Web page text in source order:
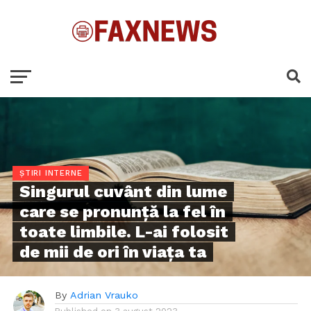
ȘTIRI INTERNE
Singurul cuvânt din lume
care se pronunță la fel în
toate limbile. L-ai folosit
de mii de ori în viața ta
By Adrian Vrauko